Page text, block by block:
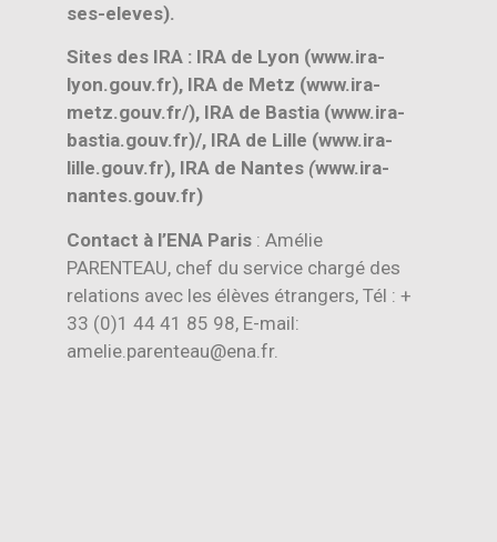
ses-eleves).
Sites des IRA : IRA de Lyon (www.ira-
lyon.gouv.fr), IRA de Metz (www.ira-
metz.gouv.fr/), IRA de Bastia (www.ira-
bastia.gouv.fr)/, IRA de Lille (www.ira-
lille.gouv.fr), IRA de Nantes (www.ira-
nantes.gouv.fr)
Contact à l’ENA Paris : Amélie
PARENTEAU, chef du service chargé des
relations avec les élèves étrangers, Tél : +
33 (0)1 44 41 85 98, E-mail:
amelie.parenteau@ena.fr.